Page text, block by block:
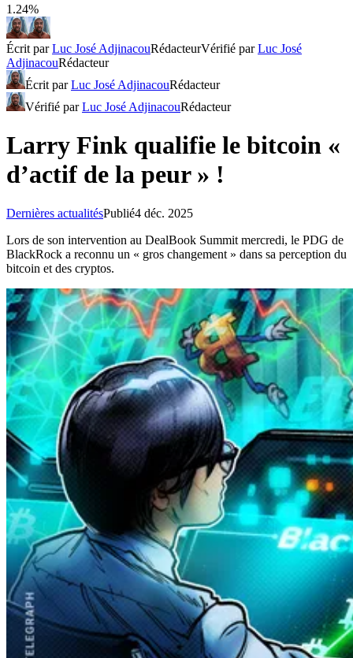
1.24%
Écrit parLuc José AdjinacouRédacteurVérifié parLuc José
AdjinacouRédacteur
Écrit parLuc José AdjinacouRédacteur
Vérifié parLuc José AdjinacouRédacteur
Larry Fink qualifie le bitcoin «
d’actif de la peur » !
Dernières actualitésPublié4 déc. 2025
Lors de son intervention au DealBook Summit mercredi, le PDG de
BlackRock a reconnu un « gros changement » dans sa perception du
bitcoin et des cryptos.